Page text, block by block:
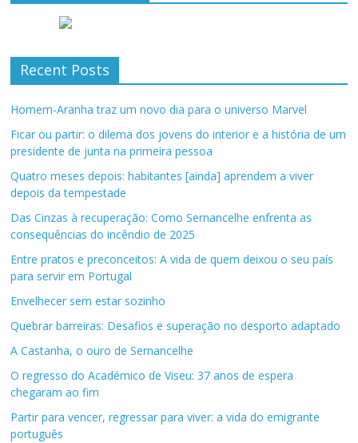
Recent Posts
Homem-Aranha traz um novo dia para o universo Marvel
Ficar ou partir: o dilema dos jovens do interior e a história de um
presidente de junta na primeira pessoa
Quatro meses depois: habitantes [ainda] aprendem a viver
depois da tempestade
Das Cinzas à recuperação: Como Sernancelhe enfrenta as
consequências do incêndio de 2025
Entre pratos e preconceitos: A vida de quem deixou o seu país
para servir em Portugal
Envelhecer sem estar sozinho
Quebrar barreiras: Desafios e superação no desporto adaptado
A Castanha, o ouro de Sernancelhe
O regresso do Académico de Viseu: 37 anos de espera
chegaram ao fim
Partir para vencer, regressar para viver: a vida do emigrante
português